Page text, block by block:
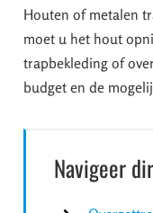
Houten of metalen
moet u het hout
trapbekleding of
budget en de
Navigeer